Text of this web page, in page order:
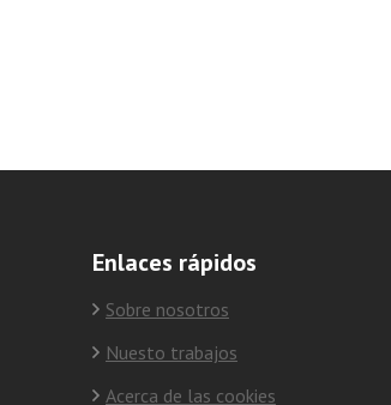
Enlaces rápidos
Sobre nosotros
Nuesto trabajos
Acerca de las cookies